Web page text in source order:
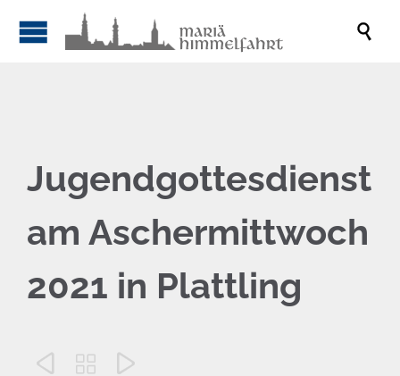

Jugendgottesdienst
am Aschermittwoch
2021 in Plattling
  